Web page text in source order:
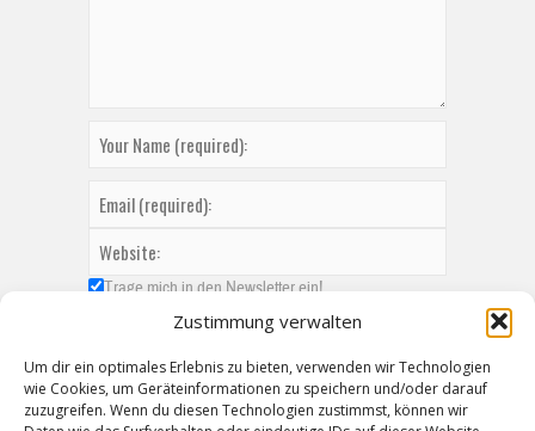
Zustimmung verwalten
Um dir ein optimales Erlebnis zu bieten, verwenden wir Technologien
wie Cookies, um Geräteinformationen zu speichern und/oder darauf
zuzugreifen. Wenn du diesen Technologien zustimmst, können wir
Trage mich in den Newsletter ein!